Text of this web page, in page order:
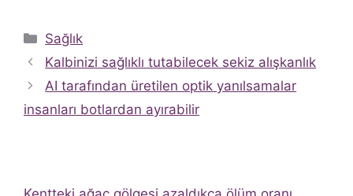
Kategoriler
Sağlık
Kalbinizi sağlıklı tutabilecek sekiz alışkanlık
AI tarafından üretilen optik yanılsamalar
insanları botlardan ayırabilir